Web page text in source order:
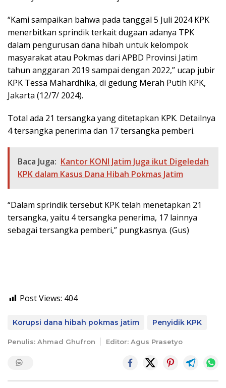
“Kami sampaikan bahwa pada tanggal 5 Juli 2024 KPK
menerbitkan sprindik terkait dugaan adanya TPK
dalam pengurusan dana hibah untuk kelompok
masyarakat atau Pokmas dari APBD Provinsi Jatim
tahun anggaran 2019 sampai dengan 2022,” ucap jubir
KPK Tessa Mahardhika, di gedung Merah Putih KPK,
Jakarta (12/7/ 2024).
Total ada 21 tersangka yang ditetapkan KPK. Detailnya
4 tersangka penerima dan 17 tersangka pemberi.
Baca Juga: Kantor KONI Jatim Juga ikut Digeledah
KPK dalam Kasus Dana Hibah Pokmas Jatim
“Dalam sprindik tersebut KPK telah menetapkan 21
tersangka, yaitu 4 tersangka penerima, 17 lainnya
sebagai tersangka pemberi,” pungkasnya. (Gus)
Post Views: 404
Korupsi dana hibah pokmas jatim Penyidik KPK
Penulis: Ahmad Ghufron Editor: Agus Prasetyo